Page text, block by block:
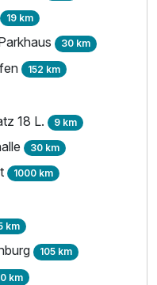
19 km
30 km
152 km
18 L. 9 km
30 km
1000 km
km
105 km
km